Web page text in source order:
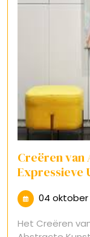
Creëren van
Expressieve
04 oktober
Het Creëren